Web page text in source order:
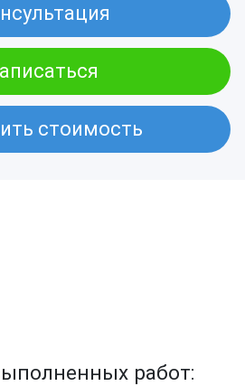
стоимость
работ: